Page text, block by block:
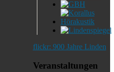
flickr: 900 Jahre Linden
Veranstaltungen